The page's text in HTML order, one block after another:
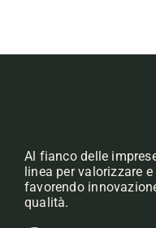
Al fianco delle
linea per valorizzare
favorendo
qualità.